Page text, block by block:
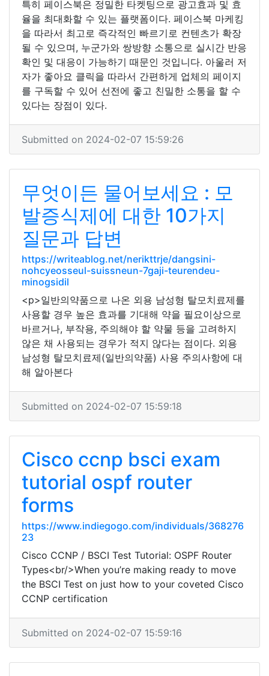
특히 페이스북은 정밀한 타켓팅으로 광고효과 및 효
율을 최대화할 수 있는 플랫폼이다. 페이스북 마케킹
을 따라서 최고로 즉각적인 빠르기로 컨텐츠가 확장
될 수 있으며, 누군가와 쌍방향 소통으로 실시간 반응
확인 및 대응이 가능하기 때문인 것입니다. 아울러 저
자가 좋아요 클릭을 따라서 간편하게 업체의 페이지
를 구독할 수 있어 선전에 좋고 친밀한 소통을 할 수
있다는 장점이 있다.
Submitted on 2024-02-07 15:59:26
무엇이든 물어보세요 : 모
발증식제에 대한 10가지
질문과 답변
https://writeablog.net/nerikttrje/dangsini-
nohcyeosseul-suissneun-7gaji-teurendeu-
minogsidil
<p>일반의약품으로 나온 외용 남성형 탈모치료제를
사용할 경우 높은 효과를 기대해 약을 필요이상으로
바르거나, 부작용, 주의해야 할 약물 등을 고려하지
않은 채 사용되는 경우가 적지 않다는 점이다. 외용
남성형 탈모치료제(일반의약품) 사용 주의사항에 대
해 알아본다
Submitted on 2024-02-07 15:59:18
Cisco ccnp bsci exam
tutorial ospf router
forms
https://www.indiegogo.com/individuals/368276
23
Cisco CCNP / BSCI Test Tutorial: OSPF Router
Types<br/>When you’re making ready to move
the BSCI Test on just how to your coveted Cisco
CCNP certification
Submitted on 2024-02-07 15:59:16